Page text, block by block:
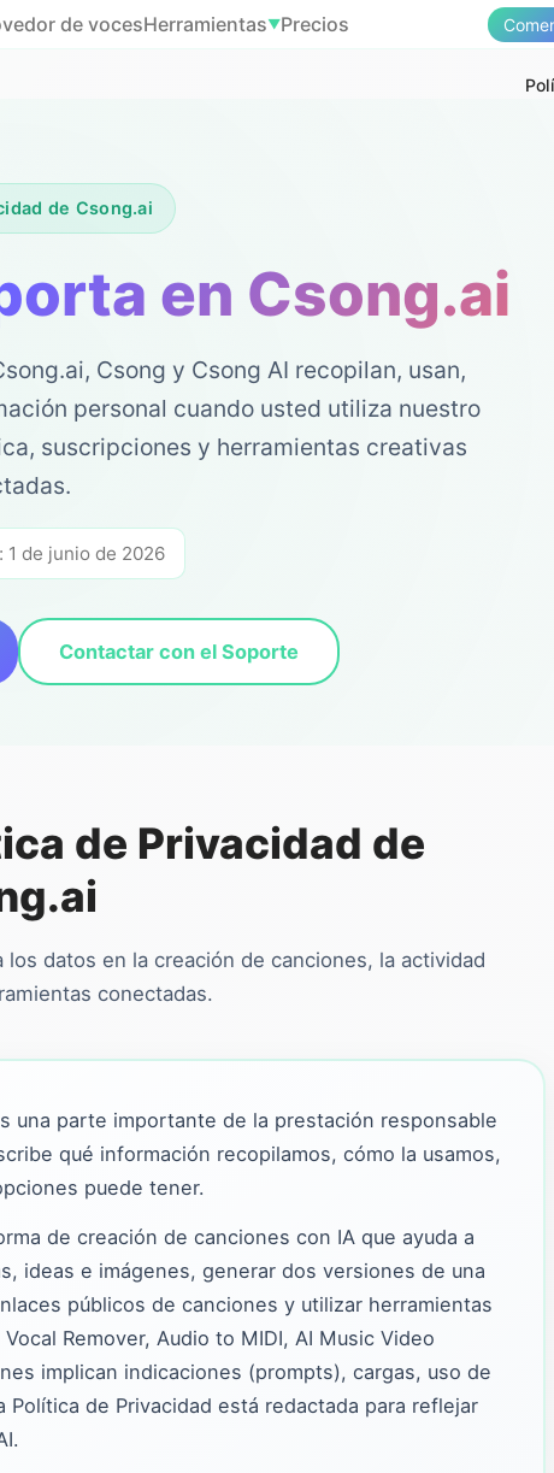
de vocesHerramientas▼Precios
de Csong.ai
en Csong.ai
Csong y Csong AI recopilan, usan,
personal cuando usted utiliza nuestro
suscripciones y herramientas creativas
1 de junio de 2026
Contactar con el Soporte
de Privacidad de
datos en la creación de canciones, la actividad
conectadas.
una parte importante de la prestación responsable
qué información recopilamos, cómo la usamos,
puede tener.
de creación de canciones con IA que ayuda a
ideas e imágenes, generar dos versiones de una
públicos de canciones y utilizar herramientas
Remover, Audio to MIDI, AI Music Video
implican indicaciones (prompts), cargas, uso de
de Privacidad está redactada para reflejar